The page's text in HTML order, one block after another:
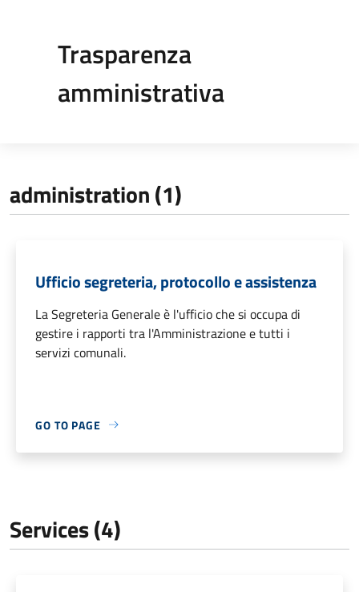
Trasparenza
amministrativa
administration (1)
Ufficio segreteria, protocollo e assistenza
La Segreteria Generale è l'ufficio che si occupa di
gestire i rapporti tra l'Amministrazione e tutti i
servizi comunali.
GO TO PAGE
Services (4)